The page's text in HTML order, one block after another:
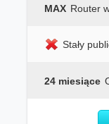
MAX Router
Stały
24 miesiące